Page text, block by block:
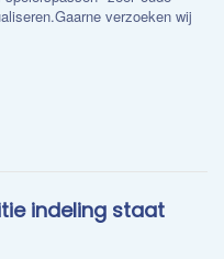
verzoeken wij
indeling staat